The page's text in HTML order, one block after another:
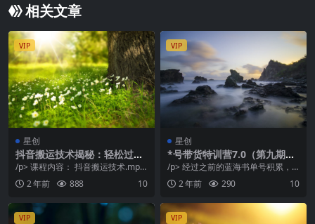
相关文章
VIP
星创
抖音搬运技术揭秘：轻松过原
创，外卖598元的*方法
/p> 课程内容： 抖音搬运技术.mp4
中视频搬运.mp4 下载地址：
2 年前 888 10
VIP
星创
*号带货特训营7.0（第九期）
收益更稳定的玩法 让你带货收
益*（11节）
/p> 经过之前的蓝海书单号积累，
慢慢发现食疗品比书好卖。因为买
书学习是痛苦的，...
2 年前 290 10
VIP VIP